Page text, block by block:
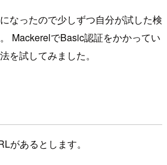
なったので少しずつ自分が試した検
MackerelでBasic認証をかかってい
を試してみました。
があるとします。